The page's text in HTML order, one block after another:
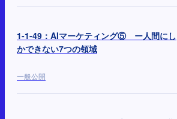
1-1-49：AIマーケティング⑤ ー人間にし
かできない7つの領域
一般公開